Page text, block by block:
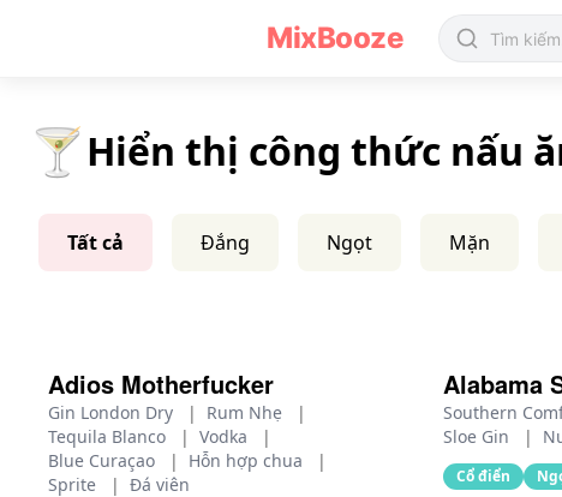
MixBooze
🍸Hiển thị công thức nấu
Tất cả Đắng Ngọt Mặn
Adios Motherfucker
Gin London Dry | Rum Nhẹ
|
Tequila Blanco
| Vodka
|
Blue Curaçao
| Hỗn hợp chua
|
Sprite
| Đá viên
Alabama
Southern
Sloe Gin
|
Cổ điển